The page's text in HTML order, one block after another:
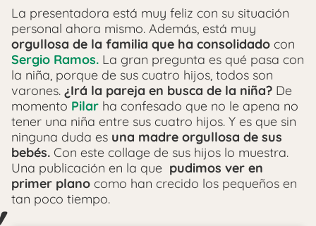
La presentadora está muy feliz con su situación
personal ahora mismo. Además, está muy
orgullosa de la familia que ha consolidado con
Sergio Ramos. La gran pregunta es qué pasa con
la niña, porque de sus cuatro hijos, todos son
varones. ¿Irá la pareja en busca de la niña? De
momento Pilar ha confesado que no le apena no
tener una niña entre sus cuatro hijos. Y es que sin
ninguna duda es una madre orgullosa de sus
bebés. Con este collage de sus hijos lo muestra.
Una publicación en la que pudimos ver en
primer plano como han crecido los pequeños en
tan poco tiempo.